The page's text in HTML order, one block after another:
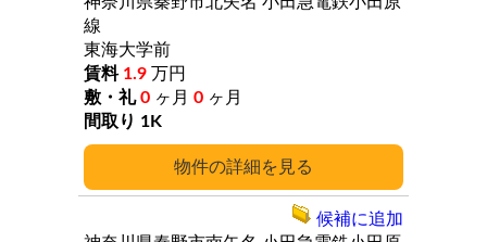
詳細
線
東海大学前
1.9 万円
0 ヶ月 0 ヶ月
1K
候補に追加